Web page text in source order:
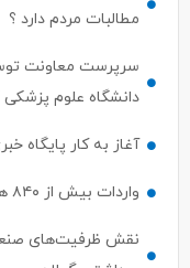
مطالبات مردم دارد ؟
سرپرست معاونت
دانشگاه علوم
آغاز به کار پایگاه
واردات بیش از ۸۴۰ هزار تن نهاده دامی از بنادر كاسپین و انزلی
نقش ظرفیت‌های